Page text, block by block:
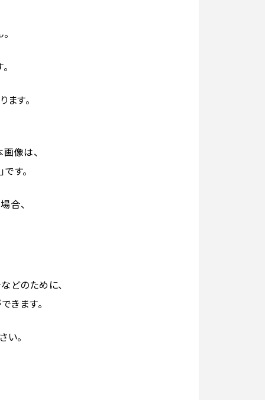
す。
像は、
す。
合、
どのために、
きます。
い。